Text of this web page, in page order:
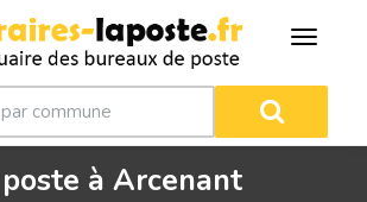
à Arcenant